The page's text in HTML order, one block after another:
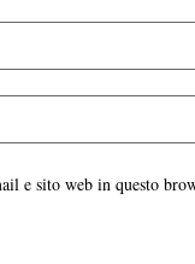
e sito web in questo